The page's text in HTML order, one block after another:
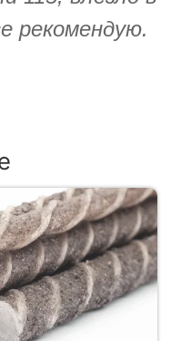
рекомендую.